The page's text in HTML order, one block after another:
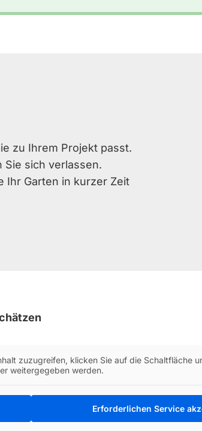
zu Ihrem Projekt passt.
Sie sich verlassen.
Ihr Garten in kurzer Zeit
zuzugreifen, klicken Sie auf die Schaltfläche
weitergegeben werden.
Erforderlichen Service